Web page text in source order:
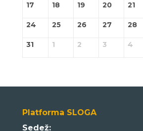
17 18 19 20 21
24 25 26 27 28
31 1 2 3 4
Platforma SLOGA
Sedež: